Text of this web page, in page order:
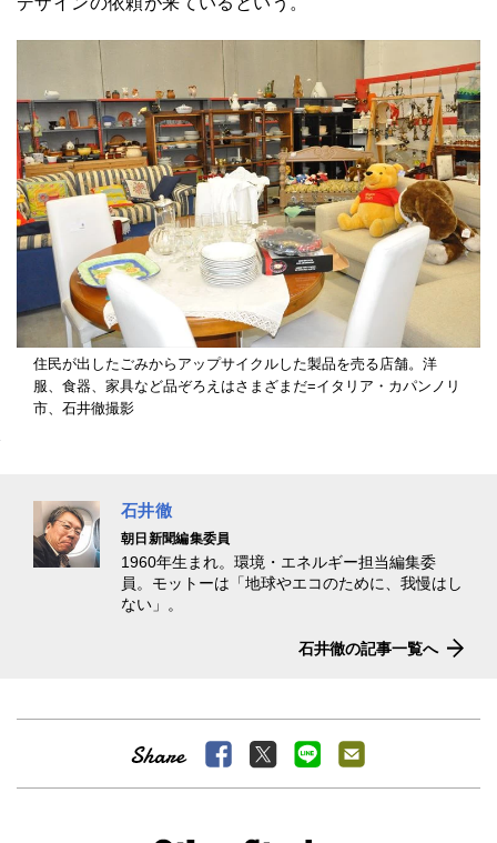
住民が出したごみからアップサイクルした製品を売る店舗。洋
服、食器、家具など品ぞろえはさまざまだ=イタリア・カパンノリ
市、石井徹撮影
石井徹
朝日新聞編集委員
1960年生まれ。環境・エネルギー担当編集委
員。モットーは「地球やエコのために、我慢はし
ない」。
石井徹の記事一覧へ